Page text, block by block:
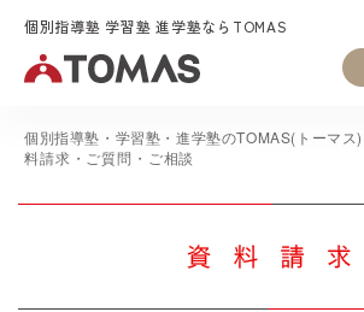
個別指導塾 学習塾 進学塾ならTOMAS
個別指導塾・学習塾・進学塾のTOMAS(トーマス)
料請求・ご質問・ご相談